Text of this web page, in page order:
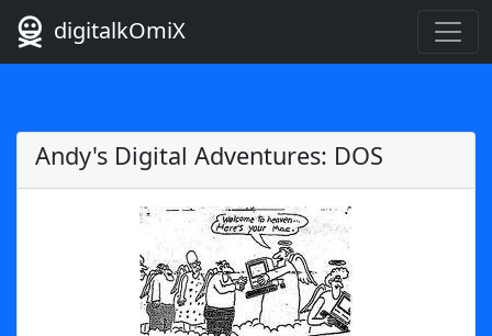
digitalkOmiX
Andy's Digital Adventures: DOS